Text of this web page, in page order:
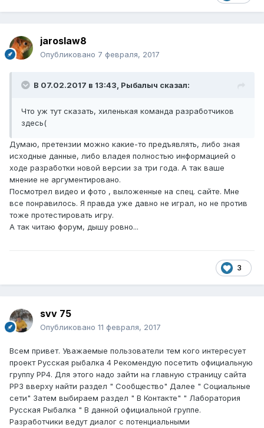
jaroslaw8
Опубликовано 7 февраля, 2017
В 07.02.2017 в 13:43, Рыбалыч сказал:
Что уж тут сказать, хиленькая команда разработчиков
здесь(
Думаю, претензии можно какие-то предъявлять, либо зная
исходные данные, либо владея полностью информацией о
ходе разработки новой версии за три года. А так ваше
мнение не аргументировано.
Посмотрел видео и фото , выложенные на спец. сайте. Мне
все понравилось. Я правда уже давно не играл, но не против
тоже протестировать игру.
А так читаю форум, дышу ровно...
3
svv 75
Опубликовано 11 февраля, 2017
Всем привет. Уважаемые пользователи тем кого интересует
проект Русская рыбалка 4 Рекомендую посетить официальную
группу РР4. Для этого надо зайти на главную страницу сайта
РР3 вверху найти раздел " Сообщество" Далее " Социальные
сети" Затем выбираем раздел " В Контакте" " Лаборатория
Русская Рыбалка " В данной официальной группе.
Разработчики ведут диалог с потенциальными